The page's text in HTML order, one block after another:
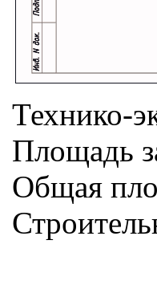
Технико-
Площадь
Общая